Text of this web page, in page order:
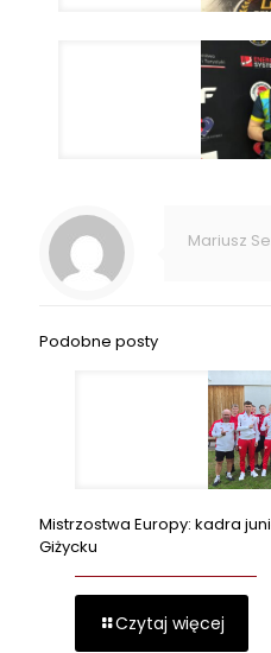
Mariusz
Podobne posty
Mistrzostwa Europy: kadra
Giżycku
Czytaj więcej